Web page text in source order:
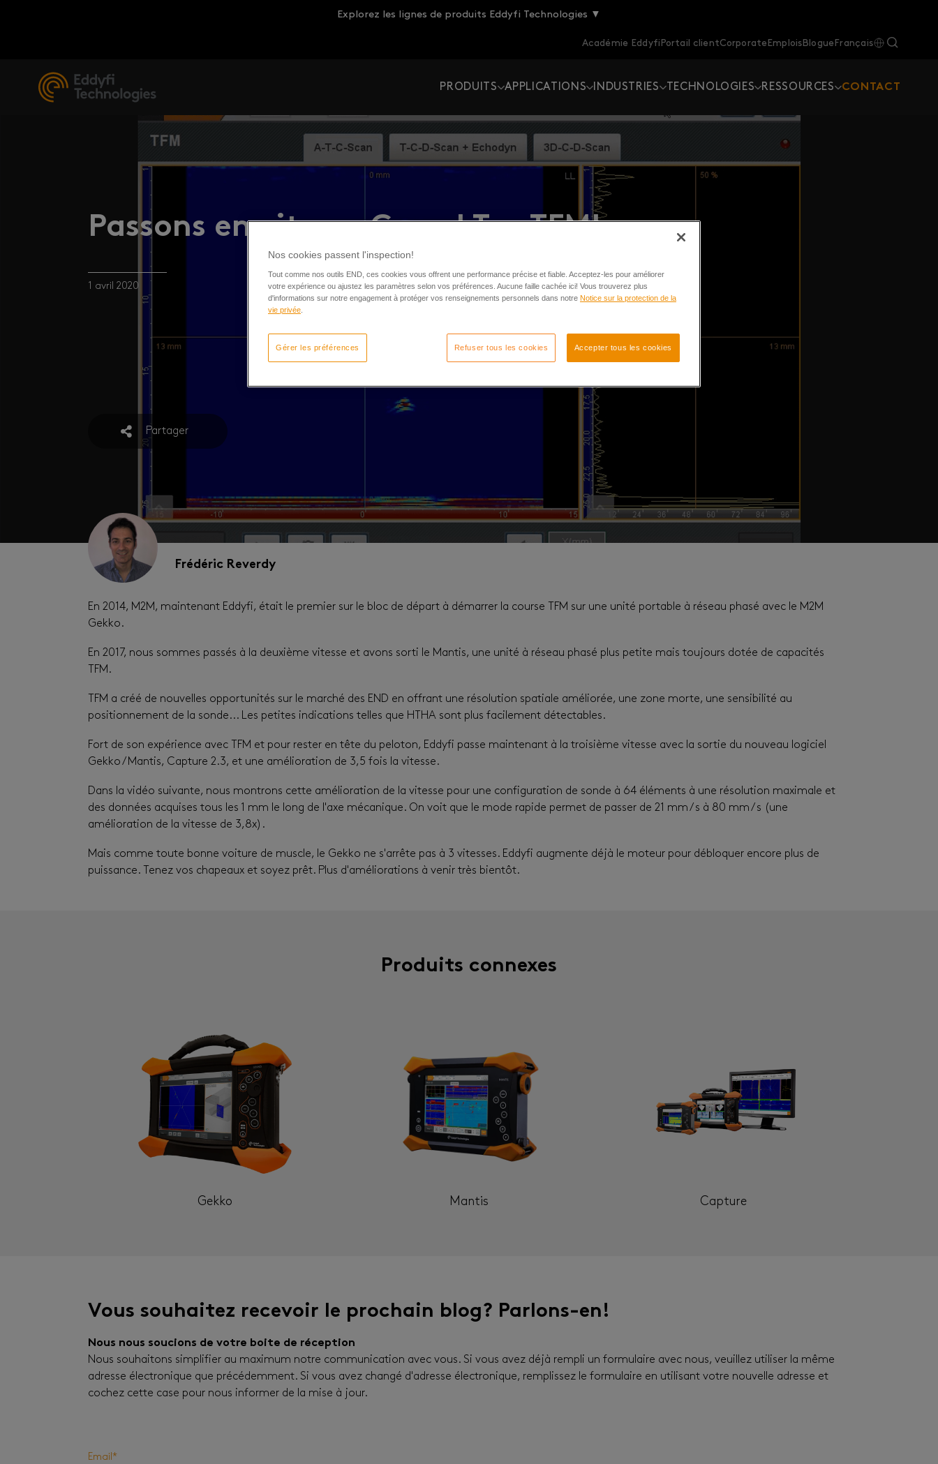
Explorez les lignes de produits Eddyfi Technologies ▼
Académie Eddyfi Portail clientCorporate EmploisBlogue Français
PRODUITS APPLICATIONS INDUSTRIES TECHNOLOGIES RESSOURCES CONTACT
Passons en vitesse Grand T... TFM!
1 avril 2020
Partager
Frédéric Reverdy
En 2014, M2M, maintenant Eddyfi, était le premier sur le bloc de départ à démarrer la course TFM sur une unité portable à réseau phasé avec le M2M
Gekko.
En 2017, nous sommes passés à la deuxième vitesse et avons sorti le Mantis, une unité à réseau phasé plus petite mais toujours dotée de capacités
TFM.
TFM a créé de nouvelles opportunités sur le marché des END en offrant une résolution spatiale améliorée, une zone morte, une sensibilité au
positionnement de la sonde... Les petites indications telles que HTHA sont plus facilement détectables.
Fort de son expérience avec TFM et pour rester en tête du peloton, Eddyfi passe maintenant à la troisième vitesse avec la sortie du nouveau logiciel
Gekko / Mantis, Capture 2.3, et une amélioration de 3,5 fois la vitesse.
Dans la vidéo suivante, nous montrons cette amélioration de la vitesse pour une configuration de sonde à 64 éléments à une résolution maximale et
des données acquises tous les 1 mm le long de l'axe mécanique. On voit que le mode rapide permet de passer de 21 mm / s à 80 mm / s (une
amélioration de la vitesse de 3,8x).
Mais comme toute bonne voiture de muscle, le Gekko ne s'arrête pas à 3 vitesses. Eddyfi augmente déjà le moteur pour débloquer encore plus de
puissance. Tenez vos chapeaux et soyez prêt. Plus d'améliorations à venir très bientôt.
Produits connexes
Gekko Mantis Capture
Vous souhaitez recevoir le prochain blog? Parlons-en!
Nous nous soucions de votre boite de réception
Nous souhaitons simplifier au maximum notre communication avec vous. Si vous avez déjà rempli un formulaire avec nous, veuillez utiliser la même
adresse électronique que précédemment. Si vous avez changé d'adresse électronique, remplissez le formulaire en utilisant votre nouvelle adresse et
cochez cette case pour nous informer de la mise à jour.
Email*
Nos cookies passent l'inspection!
Tout comme nos outils END, ces cookies vous offrent une performance précise et fiable. Acceptez-les pour améliorer
votre expérience ou ajustez les paramètres selon vos préférences. Aucune faille cachée ici! Vous trouverez plus
d'informations sur notre engagement à protéger vos renseignements personnels dans notre Notice sur la protection de la
vie privée
Gérer les préférences Refuser tous les cookies Accepter tous les cookies